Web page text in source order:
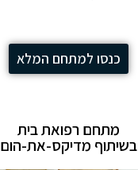
כנסו למתחם המלא
מתחם רפואת בית
בשיתוף מדיקס-את-הום